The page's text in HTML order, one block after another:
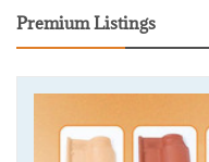
Premium Listings